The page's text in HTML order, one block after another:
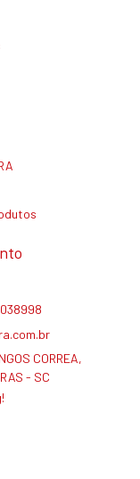
CORREA,
- SC